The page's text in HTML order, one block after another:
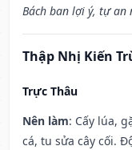
Bách ban lợi ý, tự an
Thập Nhị Kiến
Trực Thâu
Nên làm: Cấy lúa,
cá, tu sửa cây cối.